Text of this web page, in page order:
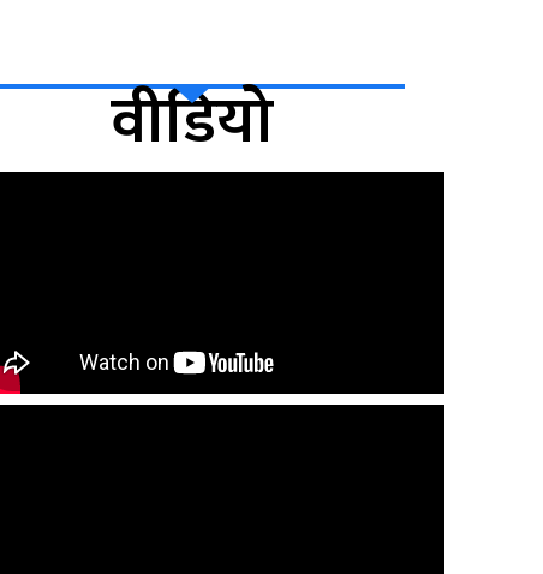
वीडियो